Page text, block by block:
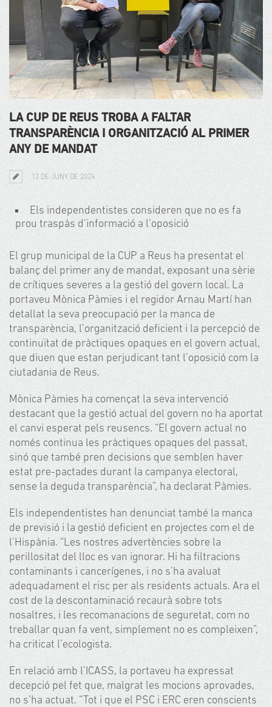
LA CUP DE REUS TROBA A FALTAR
TRANSPARÈNCIA I ORGANITZACIÓ AL PRIMER
ANY DE MANDAT
12 DE JUNY DE 2024
Els independentistes consideren que no es fa
prou traspàs d’informació a l’oposició
El grup municipal de la CUP a Reus ha presentat el
balanç del primer any de mandat, exposant una sèrie
de crítiques severes a la gestió del govern local. La
portaveu Mònica Pàmies i el regidor Arnau Martí han
detallat la seva preocupació per la manca de
transparència, l’organització deficient i la percepció de
continuïtat de pràctiques opaques en el govern actual,
que diuen que estan perjudicant tant l’oposició com la
ciutadania de Reus.
Mònica Pàmies ha començat la seva intervenció
destacant que la gestió actual del govern no ha aportat
el canvi esperat pels reusencs. “El govern actual no
només continua les pràctiques opaques del passat,
sinó que també pren decisions que semblen haver
estat pre-pactades durant la campanya electoral,
sense la deguda transparència”, ha declarat Pàmies.
Els independentistes han denunciat també la manca
de previsió i la gestió deficient en projectes com el de
l’Hispània. “Les nostres advertències sobre la
perillositat del lloc es van ignorar. Hi ha filtracions
contaminants i cancerígenes, i no s’ha avaluat
adequadament el risc per als residents actuals. Ara el
cost de la descontaminació recaurà sobre tots
nosaltres, i les recomanacions de seguretat, com no
treballar quan fa vent, simplement no es compleixen”,
ha criticat l’ecologista.
En relació amb l’ICASS, la portaveu ha expressat
decepció pel fet que, malgrat les mocions aprovades,
no s’ha actuat. “Tot i que el PSC i ERC eren conscients